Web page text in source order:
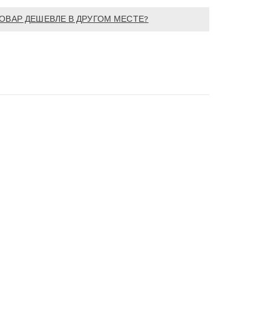
ДЕШЕВЛЕ В ДРУГОМ МЕСТЕ?